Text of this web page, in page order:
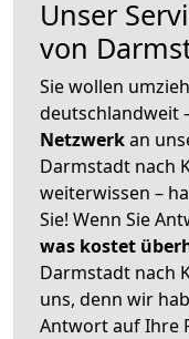
Unser
von
Sie wollen
deutschlandweit
Netzwerkan
Darmstadt nach
weiterwissen –
Sie! Wenn Sie
was kostet
Darmstadt nach
uns, denn wir
Antwort auf Ihre